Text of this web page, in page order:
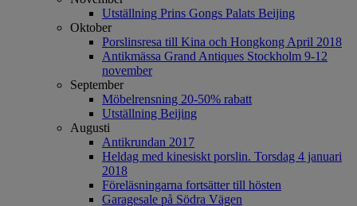
Utställning Prins Gongs Palats Beijing
Oktober
Porslinsresa till Kina och Hongkong April 2018
Antikmässa Grand Antiques Stockholm 9-12
november
September
Möbelrensning 20-50% rabatt
Utställning Beijing
Augusti
Antikrundan 2017
Heldag med kinesiskt porslin. Torsdag 4 januari
2018
Föreläsningarna fortsätter till hösten
Garagesale på Södra Vägen